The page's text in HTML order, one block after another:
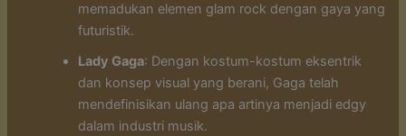
memadukan elemen glam rock dengan gaya yang
futuristik.
Lady Gaga: Dengan kostum-kostum eksentrik
dan konsep visual yang berani, Gaga telah
mendefinisikan ulang apa artinya menjadi edgy
dalam industri musik.